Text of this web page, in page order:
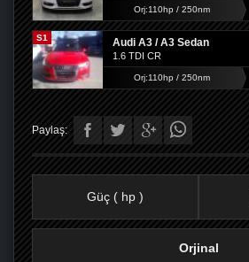
Orj:110hp / 250nm
S1 Audi A3 / A3 Sedan
1.6 TDI CR
Orj:110hp / 250nm
Paylaş:
Güç ( hp )
Orjinal